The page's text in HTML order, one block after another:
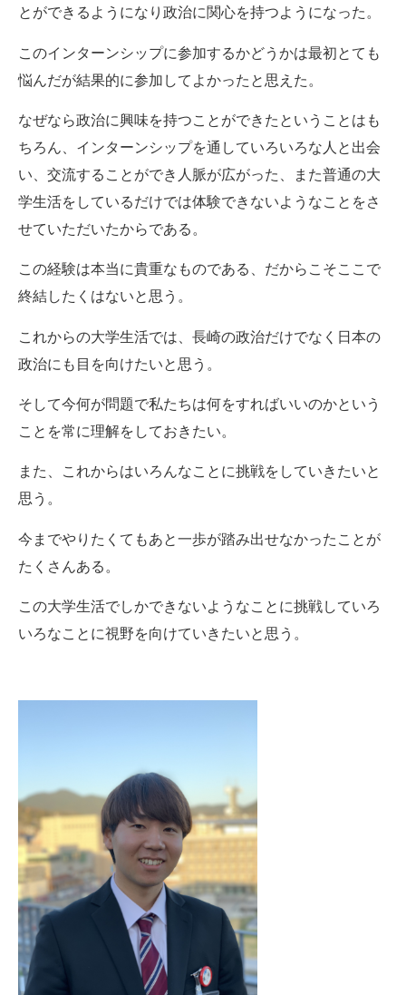
とができるようになり政治に関心を持つようになった。
このインターンシップに参加するかどうかは最初とても
悩んだが結果的に参加してよかったと思えた。
なぜなら政治に興味を持つことができたということはも
ちろん、インターンシップを通していろいろな人と出会
い、交流することができ人脈が広がった、また普通の大
学生活をしているだけでは体験できないようなことをさ
せていただいたからである。
この経験は本当に貴重なものである、だからこそここで
終結したくはないと思う。
これからの大学生活では、長崎の政治だけでなく日本の
政治にも目を向けたいと思う。
そして今何が問題で私たちは何をすればいいのかという
ことを常に理解をしておきたい。
また、これからはいろんなことに挑戦をしていきたいと
思う。
今までやりたくてもあと一歩が踏み出せなかったことが
たくさんある。
この大学生活でしかできないようなことに挑戦していろ
いろなことに視野を向けていきたいと思う。